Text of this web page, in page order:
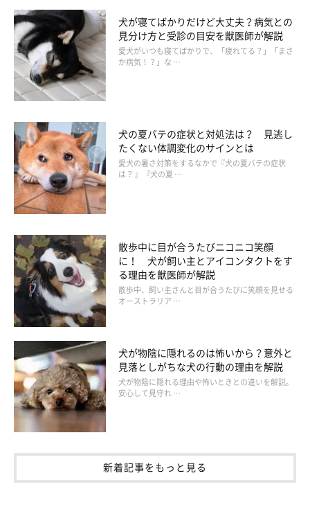
――犬が放っておいてほしいしぐさを見せたとき、飼い主さんは
どのような対応をすればよいのでしょうか？ 接し方のポイン
ト・注意点などがあれば教えてください。
岡本先生：
ておきましょう。また、体調不良が原因の場合もあるため、健康
観察を十分行うことも大切です」
犬も「放っておいてほしい」と感じることがわかりました。日頃
から愛犬の様子をよく観察し、愛犬の気持ちに寄り添った接し方
（監修：いぬのきもち獣医師相談室 獣医師・岡本りさ先生）
取材・文／長谷部サチ
※写真はスマホアプリ「いぬ・ねこのきもち」で投稿されたもの
です。
※記事と写真に関連性がない場合もあります。
※記事の内容は2025年6月時点の情報です。
犬が寝てばかりだけど大丈夫？病気との
見分け方と受診の目安を獣医師が解説
愛犬がいつも寝てばかりで、「疲れてる？」「まさ
か病気！？」な …
犬の夏バテの症状と対処法は？ 見逃し
たくない体調変化のサインとは
愛犬の暑さ対策をするなかで『犬の夏バテの症状
は？ 』『犬の夏 …
散歩中に目が合うたびニコニコ笑顔
に！ 犬が飼い主とアイコンタクトをす
る理由を獣医師が解説
散歩中、飼い主さんと目が合うたびに笑顔を見せる
オーストラリア …
犬が物陰に隠れるのは怖いから？意外と
見落としがちな犬の行動の理由を解説
犬が物陰に隠れる理由や怖いときとの違いを解説。
安心して見守れ …
新着記事をもっと見る